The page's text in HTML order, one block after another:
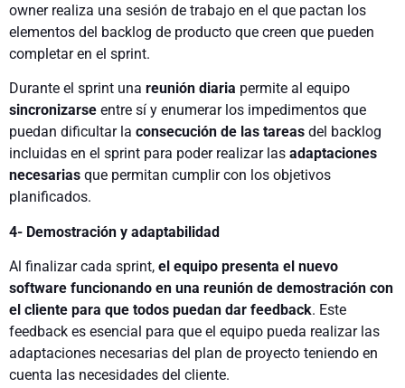
owner realiza una sesión de trabajo en el que pactan los
elementos del backlog de producto que creen que pueden
completar en el sprint.
Durante el sprint una reunión diaria permite al equipo
sincronizarse entre sí y enumerar los impedimentos que
puedan dificultar la consecución de las tareas del backlog
incluidas en el sprint para poder realizar las adaptaciones
necesarias que permitan cumplir con los objetivos
planificados.
4- Demostración y adaptabilidad
Al finalizar cada sprint, el equipo presenta el nuevo
software funcionando en una reunión de demostración con
el cliente para que todos puedan dar feedback. Este
feedback es esencial para que el equipo pueda realizar las
adaptaciones necesarias del plan de proyecto teniendo en
cuenta las necesidades del cliente.